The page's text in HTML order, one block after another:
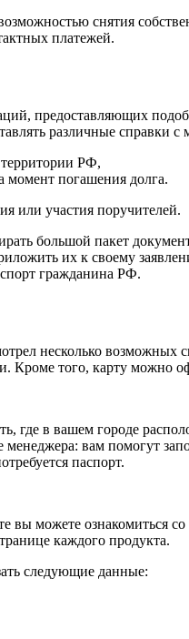
снятия
платежей.
предоставляющих
различные справки
РФ,
момент погашения долга.
или участия поручителей.
большой пакет
их к своему
гражданина РФ.
несколько
Кроме того, карту можно
где в вашем городе
вам помогут
паспорт.
можете ознакомиться
каждого продукта.
следующие данные: